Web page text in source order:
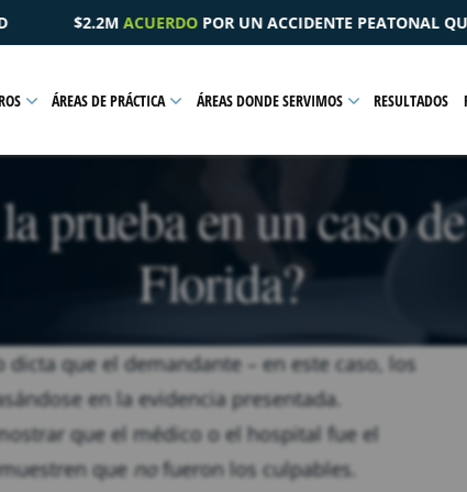
PEATONAL QUE RESULTÓ EN UNA LESIÓN
ÁREAS DE PRÁCTICA ÁREAS DONDE SERVIMOS RESULTADOS
prueba en un caso
Florida?
que el demandante – en este caso, los
en la evidencia presentada.
que el médico o el hospital fue el
que nofueron los culpables.